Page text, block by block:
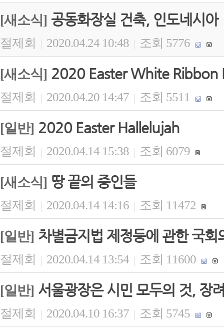
[새소식] 공동화장실 건축, 인도네시아
절제회 2020.04.24 10:48 조회 5776
[새소식] 2020 Easter White Ribbon
절제회 | 2020.04.20 14:47 | 조회 5511
[일반] 2020 Easter Hallelujah
절제회 | 2020.04.14 15:38 | 조회 6079
[새소식] 땅 끝의 증인들
절제회 | 2020.04.14 14:16 | 조회 11472
[일반] 차별금지법 제정등에 관한 국
절제회 | 2020.04.14 13:54 | 조회 11600
[일반] 서울광장은 시민 모두의 것, 장
절제회 | 2020.04.10 16:37 | 조회 5745